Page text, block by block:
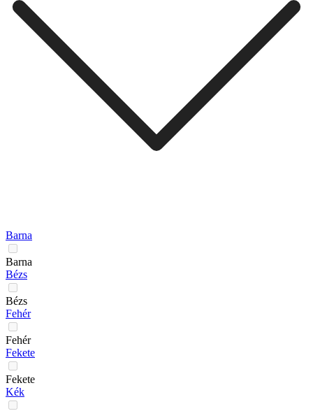
Barna
Barna
Bézs
Bézs
Fehér
Fehér
Fekete
Fekete
Kék